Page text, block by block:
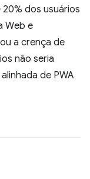
dos usuários
Web e
a crença de
não seria
de PWA